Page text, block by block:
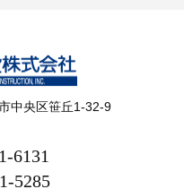
中央区笹丘1-32-9
6131
5285